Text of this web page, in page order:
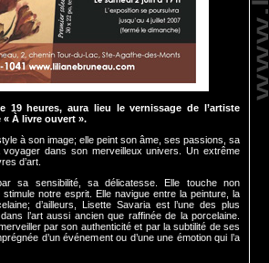
heures, aura lieu le vernissage de l’artiste
À livre ouvert ».
à son image; elle peint son âme, ses passions, sa
dans son merveilleux univers. Un extrême
d’art.
sa sensibilité, sa délicatesse. Elle touche non
notre esprit. Elle navigue entre la peinture, la
d’ailleurs, Lisette Savaria est l’une des plus
l’art aussi ancien que raffinée de la porcelaine.
par son authenticité et par la subtilité de ses
d’un événement ou d’une une émotion qui l’a